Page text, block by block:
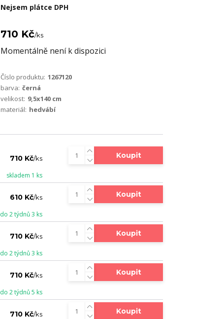
Nejsem plátce DPH
710 Kč/ks
Momentálně není k dispozici
Číslo produktu: 1267120
barva: černá
velikost: 9,5x140 cm
materiál: hedvábí
710 Kč/ks
skladem 1 ks
Koupit
610 Kč/ks
do 2 týdnů 3 ks
Koupit
710 Kč/ks
do 2 týdnů 3 ks
Koupit
710 Kč/ks
do 2 týdnů 5 ks
Koupit
710 Kč/ks Koupit